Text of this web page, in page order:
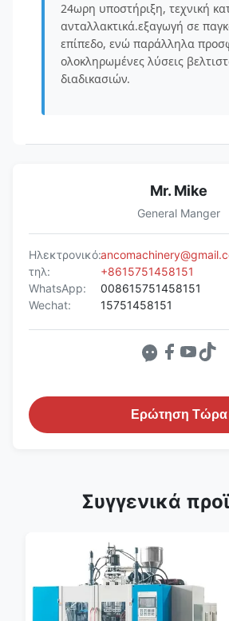
24ωρη υποστήριξη, τεχνική
ανταλλακτικά.εξαγωγή σε
επίπεδο, ενώ παράλληλα
ολοκληρωμένες λύσεις
διαδικασιών.
Mr. Mike
General Manger
Ηλεκτρονικό:
τηλ:
+8615751458151
WhatsApp:
008615751458151
Wechat:
15751458151
Ερώτηση Τώρα
Συγγενικά